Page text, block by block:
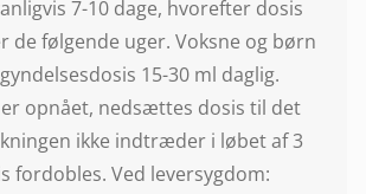
7-10 dage, hvorefter dosis
de følgende uger. Voksne og børn
15-30 ml daglig.
opnået, nedsættes dosis til det
ikke indtræder i løbet af 3
fordobles. Ved leversygdom: